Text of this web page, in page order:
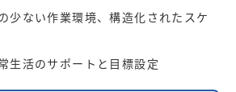
少ない作業環境、構造化されたスケ
生活のサポートと目標設定